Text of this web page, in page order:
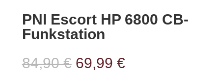
PNI Escort HP 6800 CB-
Funkstation
84,90€ Ursprünglicher
69,99 €Aktueller